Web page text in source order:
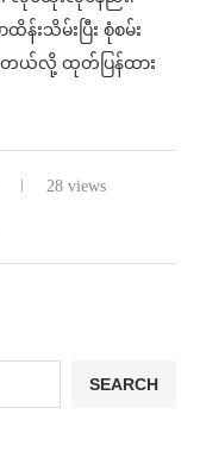
န်းသိမ်းပြီး စုံစမ်း
ယ်လို့ ထုတ်ပြန်ထား
28 views
SEARCH